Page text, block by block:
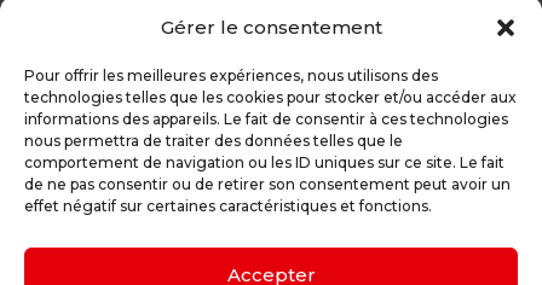
Gérer le consentement
Pour offrir les meilleures expériences, nous utilisons des
technologies telles que les cookies pour stocker et/ou accéder aux
informations des appareils. Le fait de consentir à ces technologies
nous permettra de traiter des données telles que le
comportement de navigation ou les ID uniques sur ce site. Le fait
de ne pas consentir ou de retirer son consentement peut avoir un
effet négatif sur certaines caractéristiques et fonctions.
Accepter
Parcours d'achat
Nos garanties
Nos offres d’emploi
Actualités
Inspirez-vous
Nos conseils
Configurateur